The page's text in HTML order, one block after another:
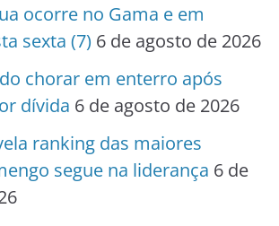
ocorre no Gama e em
sexta (7) 6 de agosto de 2026
chorar em enterro após
dívida 6 de agosto de 2026
ranking das maiores
segue na liderança 6 de